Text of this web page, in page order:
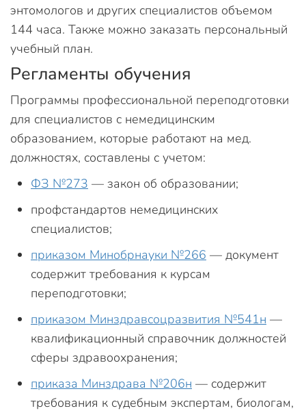
энтомологов и других специалистов объемом
144 часа. Также можно заказать персональный
учебный план.
Регламенты обучения
Программы профессиональной переподготовки
для специалистов с немедицинским
образованием, которые работают на мед.
должностях, составлены с учетом:
ФЗ №273 — закон об образовании;
профстандартов немедицинских
специалистов;
приказом Минобрнауки №266 — документ
содержит требования к курсам
переподготовки;
приказом Минздравсоцразвития №541н —
квалификационный справочник должностей
сферы здравоохранения;
приказа Минздрава №206н — содержит
требования к судебным экспертам, биологам,